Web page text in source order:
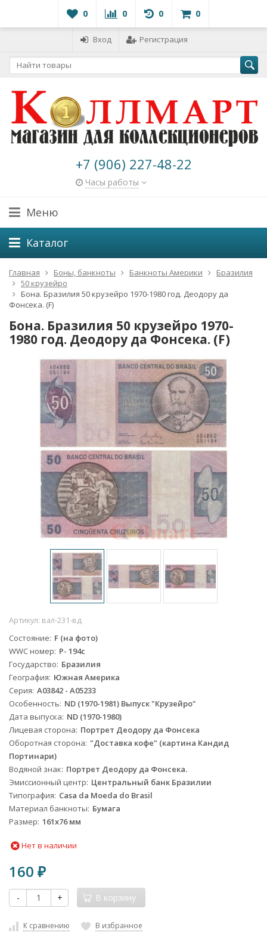
0 0 0 0
Вход Регистрация
+7 (906) 227-48-22
Часы работы
Меню
Каталог
Главная Боны, банкноты Банкноты Америки
Бразилия
50 крузейро
Бона. Бразилия 50 крузейро 1970-1980 год. Деодору да
Фонсека. (F)
Бона. Бразилия 50 крузейро 1970-
1980 год. Деодору да Фонсека. (F)
Артикул: вал-231-вд
Состояние F (на фото)
WWC номер P- 194c
Государство Бразилия
География Южная Америка
Серия A03842 - A05233
Особенность ND (1970-1981) Выпуск "Крузейро"
Дата выпуска ND (1970-1980)
Лицевая сторона Портрет Деодору да Фонсека
Оборотная сторона "Доставка кофе" (картина Кандид
Портинари)
Водяной знак Портрет Деодору да Фонсека.
Эмиссионный центр Центральный банк Бразилии
Типография Casa da Moeda do Brasil
Материал банкноты Бумага
Размер 161x76 мм
Нет в наличии
160 ₽
- + В корзину
К сравнению В избранное